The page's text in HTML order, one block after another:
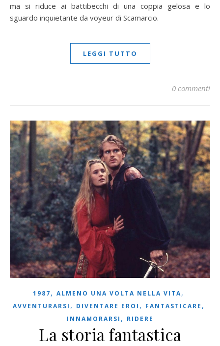
ma si riduce ai battibecchi di una coppia gelosa e lo
sguardo inquietante da voyeur di Scamarcio.
LEGGI TUTTO
0 commenti
1987, ALMENO UNA VOLTA NELLA VITA,
AVVENTURARSI , DIVENTARE EROI , FANTASTICARE ,
INNAMORARSI , RIDERE
La storia fantastica